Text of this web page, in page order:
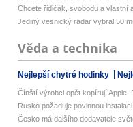
Chcete řidičák, svobodu a vlastní
Jediný vesnický radar vybral 50
Věda a technika
Nejlepší chytré hodinky
Čínští výrobci opět kopírují Apple.
Rusko požaduje povinnou
Česko má dalšího dodavatele